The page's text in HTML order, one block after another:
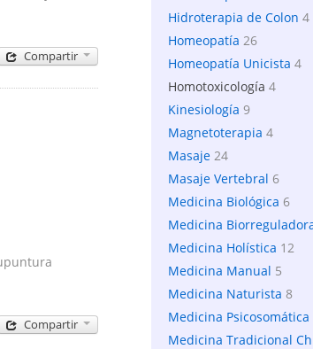
Compartir
Compartir
Hidroterapia de Colon 4
Homeopatía 26
Homeopatía Unicista 4
Homotoxicología 4
Kinesiología 9
Magnetoterapia 4
Masaje 24
Masaje Vertebral 6
Medicina Biológica 6
Medicina
Medicina Holística 12
Medicina Manual 5
Medicina Naturista 8
Medicina Psicosomática
Medicina Tradicional